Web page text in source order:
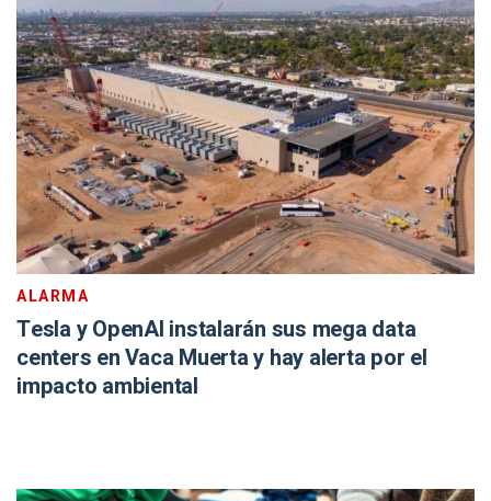
ALARMA
Tesla y OpenAI instalarán sus mega data
centers en Vaca Muerta y hay alerta por el
impacto ambiental